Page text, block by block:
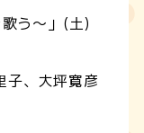
う〜」(土)
、大坪寛彦